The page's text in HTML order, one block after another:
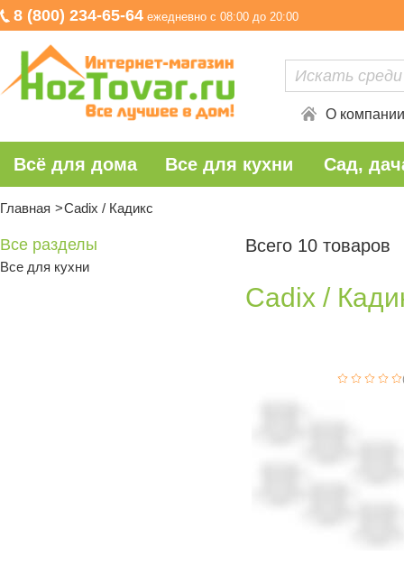
8 (800) 234-65-64 ежедневно с 08:00 до 20:00
О компании
Всё для дома Все для кухни Сад,
Главная Cadix / Кадикс
Все разделы
Все для кухни
Всего 10 товаров
Cadix /